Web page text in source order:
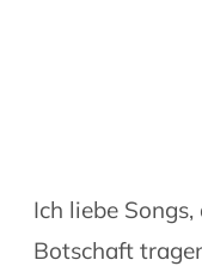
Ich liebe
Botschaft